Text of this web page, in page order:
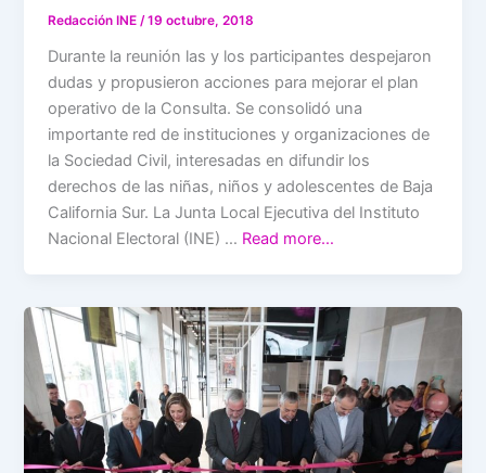
Redacción INE /19 octubre, 2018
Durante la reunión las y los participantes despejaron
dudas y propusieron acciones para mejorar el plan
operativo de la Consulta. Se consolidó una
importante red de instituciones y organizaciones de
la Sociedad Civil, interesadas en difundir los
derechos de las niñas, niños y adolescentes de Baja
California Sur. La Junta Local Ejecutiva del Instituto
Nacional Electoral (INE) … Read more…